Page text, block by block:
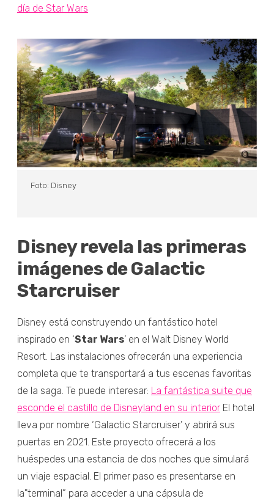
día de Star Wars
Foto: Disney
Disney revela las primeras
imágenes de Galactic
Starcruiser
Disney está construyendo un fantástico hotel
inspirado en ‘Star Wars’ en el Walt Disney World
Resort. Las instalaciones ofrecerán una experiencia
completa que te transportará a tus escenas favoritas
de la saga. Te puede interesar: La fantástica suite que
esconde el castillo de Disneyland en su interior El hotel
lleva por nombre ‘Galactic Starcruiser’ y abrirá sus
puertas en 2021. Este proyecto ofrecerá a los
huéspedes una estancia de dos noches que simulará
un viaje espacial. El primer paso es presentarse en
la"terminal” para acceder a una cápsula de